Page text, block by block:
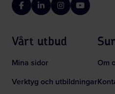
FacebookLinkedInInstagramYouTube
Vårt utbud
Mina sidor
Verktyg och utbildningar
Om